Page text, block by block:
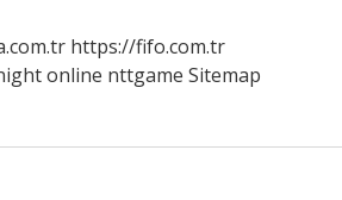
https://fifo.com.tr
online nttgame Sitemap